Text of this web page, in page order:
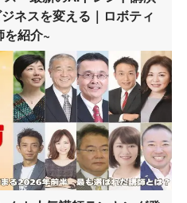
ネスを変える｜ロボティ
を紹介~